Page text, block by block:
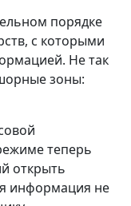
порядке
с которыми
Не так
зоны:
теперь
открыть
информация не